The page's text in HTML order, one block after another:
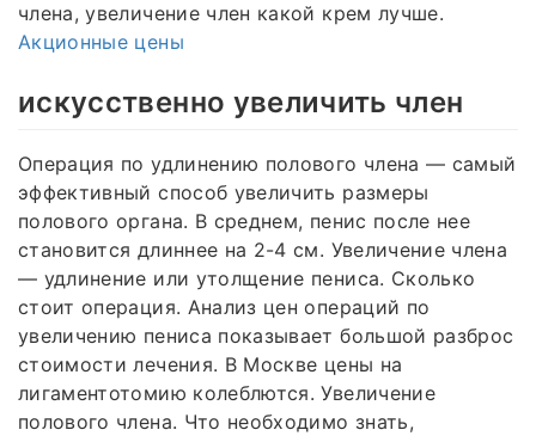
члена, увеличение член какой крем лучше.
Акционные цены
искусственно увеличить член
Операция по удлинению полового члена — самый
эффективный способ увеличить размеры
полового органа. В среднем, пенис после нее
становится длиннее на 2-4 см. Увеличение члена
— удлинение или утолщение пениса. Сколько
стоит операция. Анализ цен операций по
увеличению пениса показывает большой разброс
стоимости лечения. В Москве цены на
лигаментотомию колеблются. Увеличение
полового члена. Что необходимо знать,